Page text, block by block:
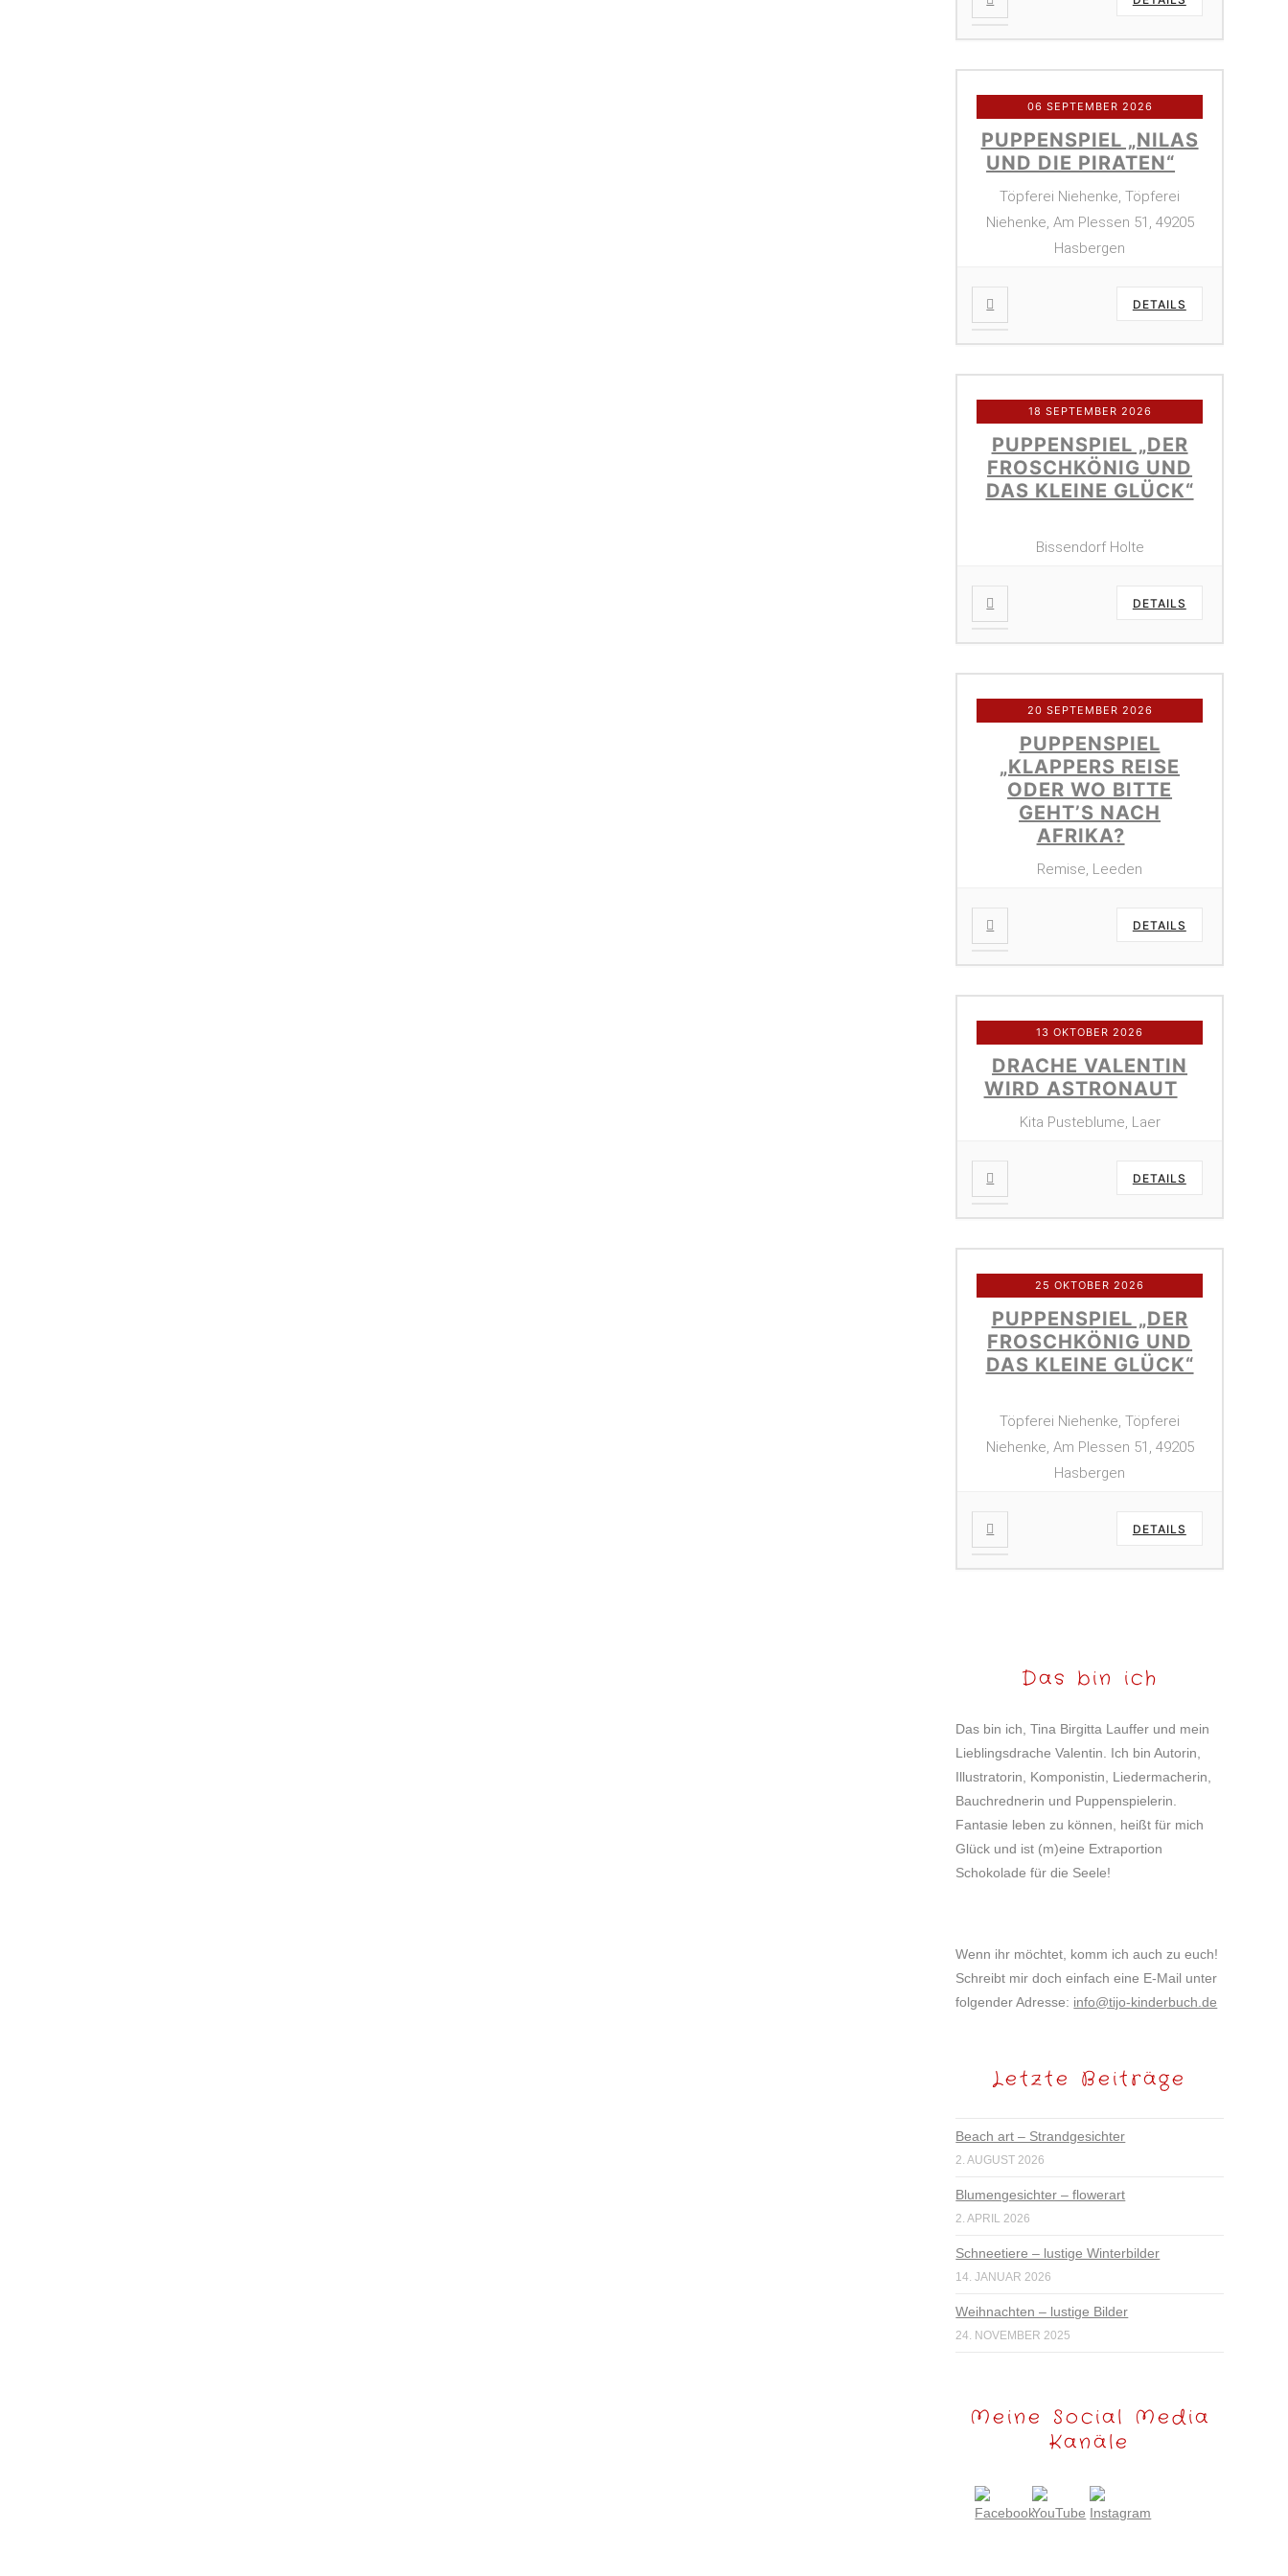
06 SEPTEMBER 2026
PUPPENSPIEL „NILAS
UND DIE PIRATEN“
Töpferei Niehenke, Töpferei
Niehenke, Am Plessen 51, 49205
Hasbergen
DETAILS
18 SEPTEMBER 2026
PUPPENSPIEL „DER
FROSCHKÖNIG UND
DAS KLEINE GLÜCK“
Bissendorf Holte
DETAILS
20 SEPTEMBER 2026
PUPPENSPIEL
„KLAPPERS REISE
ODER WO BITTE
GEHT’S NACH
AFRIKA?
Remise, Leeden
DETAILS
13 OKTOBER 2026
DRACHE VALENTIN
WIRD ASTRONAUT
Kita Pusteblume, Laer
DETAILS
25 OKTOBER 2026
PUPPENSPIEL „DER
FROSCHKÖNIG UND
DAS KLEINE GLÜCK“
Töpferei Niehenke, Töpferei
Niehenke, Am Plessen 51, 49205
Hasbergen
DETAILS
Das bin ich
Das bin ich, Tina Birgitta Lauffer und mein
Lieblingsdrache Valentin. Ich bin Autorin,
Illustratorin, Komponistin, Liedermacherin,
Bauchrednerin und Puppenspielerin.
Fantasie leben zu können, heißt für mich
Glück und ist (m)eine Extraportion
Schokolade für die Seele!
Wenn ihr möchtet, komm ich auch zu euch!
Schreibt mir doch einfach eine E-Mail unter
folgender Adresse: info@tijo-kinderbuch.de
Letzte Beiträge
Beach art – Strandgesichter
2. AUGUST 2026
Blumengesichter – flowerart
2. APRIL 2026
Schneetiere – lustige Winterbilder
14. JANUAR 2026
Weihnachten – lustige Bilder
24. NOVEMBER 2025
Meine Social Media
Kanäle